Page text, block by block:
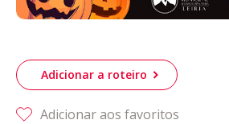
Adicionar a roteiro
Adicionar aos favoritos